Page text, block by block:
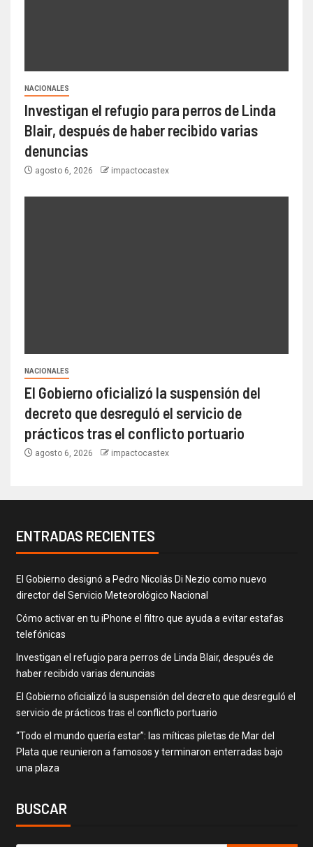
NACIONALES
Investigan el refugio para perros de Linda
Blair, después de haber recibido varias
denuncias
agosto 6, 2026 impactocastex
NACIONALES
El Gobierno oficializó la suspensión del
decreto que desreguló el servicio de
prácticos tras el conflicto portuario
agosto 6, 2026 impactocastex
ENTRADAS RECIENTES
El Gobierno designó a Pedro Nicolás Di Nezio como nuevo
director del Servicio Meteorológico Nacional
Cómo activar en tu iPhone el filtro que ayuda a evitar estafas
telefónicas
Investigan el refugio para perros de Linda Blair, después de
haber recibido varias denuncias
El Gobierno oficializó la suspensión del decreto que desreguló el
servicio de prácticos tras el conflicto portuario
“Todo el mundo quería estar”: las míticas piletas de Mar del
Plata que reunieron a famosos y terminaron enterradas bajo
una plaza
BUSCAR